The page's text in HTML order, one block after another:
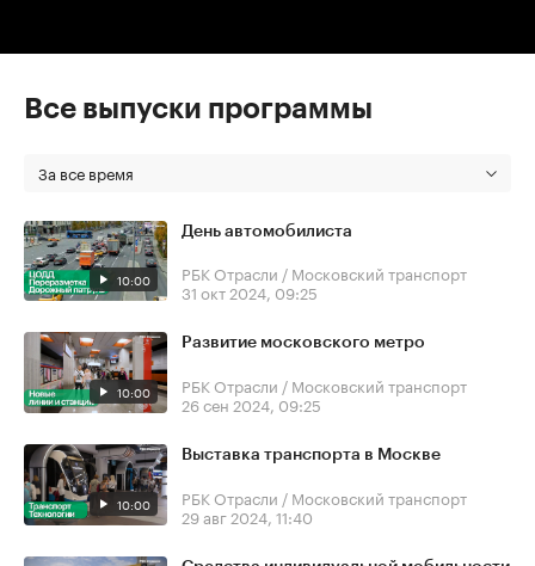
Все выпуски программы
За все время
10:00
День автомобилиста
РБК Отрасли / Московский транспорт
31 окт 2024, 09:25
10:00
Развитие московского метро
РБК Отрасли / Московский транспорт
26 сен 2024, 09:25
10:00
Выставка транспорта в Москве
РБК Отрасли / Московский транспорт
29 авг 2024, 11:40